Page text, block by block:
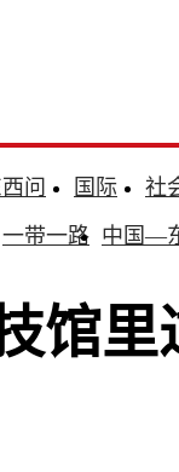
问 国际
社
一带一路 中国—
馆